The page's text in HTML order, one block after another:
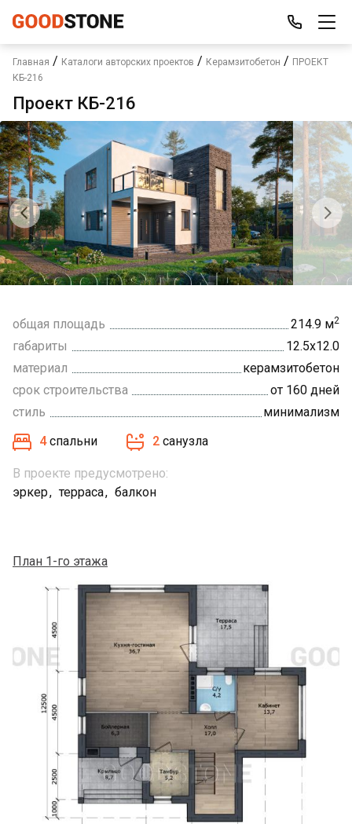
Главная / Каталоги авторских проектов / Керамзитобетон / ПРОЕКТ
КБ-216
Проект КБ-216
общая площадь 214.9 м2
габариты
12.5х12.0
материал
керамзитобетон
срок строительства
от 160 дней
стиль
минимализм
4 спальни 2 санузла
В проекте предусмотрено:
эркер
терраса балкон
План 1-го этажа